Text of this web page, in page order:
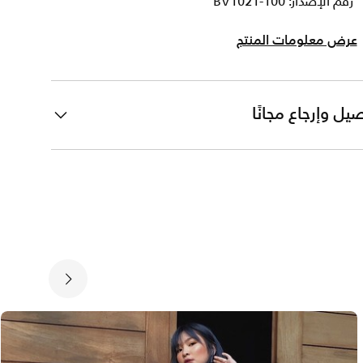
عرض معلومات المنتج
وإرجاع مجانًا